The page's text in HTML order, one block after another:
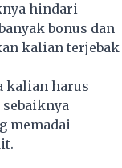
hindari
bonus dan
kalian terjebak
kalian harus
memadai